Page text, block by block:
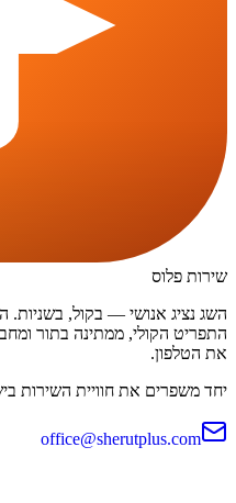
שירות פלוס
השג נציג אנושי — בקול, בשניות.
התפריט הקולי, ממתינה בתור
את הטלפון.
יחד משפרים את חוויית השירות
office@sherutplus.com